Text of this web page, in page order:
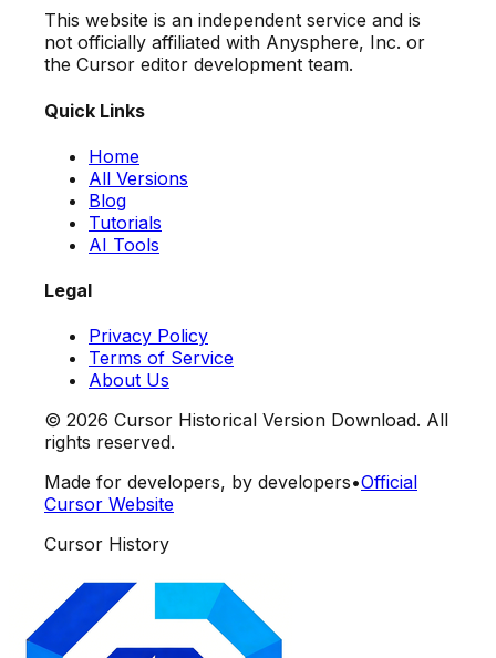
This website is an independent service and is
not officially affiliated with Anysphere, Inc. or
the Cursor editor development team.
Quick Links
Home
All Versions
Blog
Tutorials
AI Tools
Legal
Privacy Policy
Terms of Service
About Us
© 2026 Cursor Historical Version Download. All
rights reserved.
Made for developers, by developers•Official
Cursor Website
Cursor History